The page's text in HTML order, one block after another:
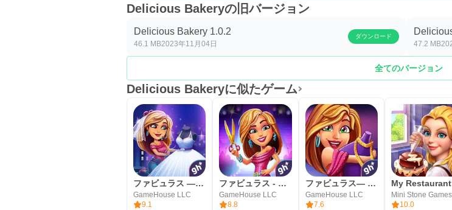
Delicious Bakeryの旧バージョン
Delicious Bakery 1.0.2
46.1 MB2023年11月04日
ダウンロード
47.2 MB
全てのバージョン
Delicious Bakeryに似たゲーム
ファビュラス — アンジェラのウェディング・ディザスタ —
GameHouse LLC
9.1
ファビュラス - ファッションフィーバー
GameHouse LLC
8.8
ファビュラス— アンジェラのトゥル— カラ—ズ
GameHouse LLC
7.6
10.0